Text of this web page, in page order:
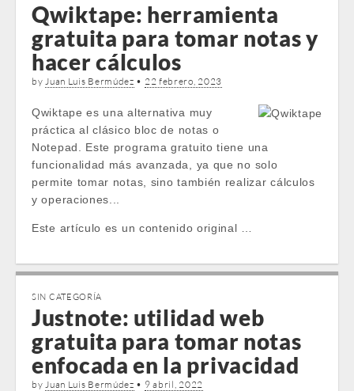
Qwiktape: herramienta
gratuita para tomar notas y
hacer cálculos
byJuan Luis Bermúdez • 22 febrero, 2023
Qwiktape es una alternativa muy
práctica al clásico bloc de notas o
Notepad. Este programa gratuito tiene una
funcionalidad más avanzada, ya que no solo
permite tomar notas, sino también realizar cálculos
y operaciones...
Este artículo es un contenido original …
SIN CATEGORÍA
Justnote: utilidad web
gratuita para tomar notas
enfocada en la privacidad
byJuan Luis Bermúdez • 9 abril, 2022